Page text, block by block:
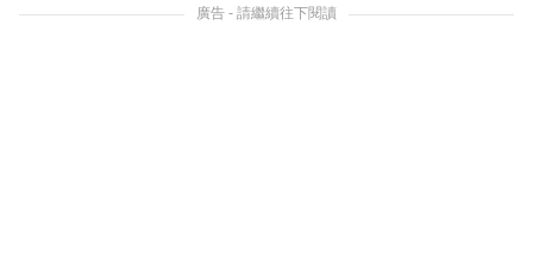
廣告 - 請繼續往下閱讀